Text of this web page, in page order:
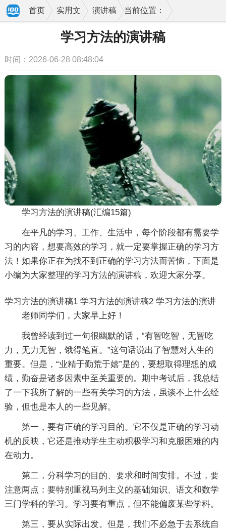
当前位置：
首页 实用文 演讲稿
学习方法的演讲稿
时间：2026-06-28 08:48:04
学习方法的演讲稿(汇编15篇)
在平凡的学习、工作、生活中，每个阶段都有需要学
习的内容，想要高效的学习，就一定要掌握正确的学习方
法！如果你正在为找不到正确的学习方法而苦恼，下面是
小编为大家整理的学习方法的演讲稿，欢迎大家分享。
学习方法的演讲稿1
老师同学们，大家早上好！
我曾经读到过一句很幽默的话，“有智吃智，无智吃
力，无力无智，饿得笔直。”这句话说出了智慧对人生的
重要。但是，“业精于勤荒于嬉”是的，要想取得理想的成
绩，勤奋是诸多因素中至关重要的。期中考试后，我总结
了一下我所了解的一些有关学习的方法，虽谈不上什么经
验，但也是本人的一些见解。
第一，要有正确的学习目的。它不仅是正确的学习动
机的反映，它还是推动学生主动积极学习和克服困难的内
在动力。
第二，分科学习的目的、要求和时间安排。不过，要
注意两点：要特别重视马列主义的基础知识、语文和数学
三门学科的学习。学习要有重点，但不能偏废某些学科。
第三，要从实际出发。但是，我们不必急于去系统自
学习方法的演讲稿2 学习方法的演讲